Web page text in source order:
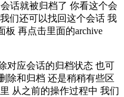
话就被归档了 你看这个会
们还可以找回这个会话 我
板 再点击里面的archive
对应会话的归档状态 也可
除和归档 还是稍稍有些区
从之前的操作过程中 我们